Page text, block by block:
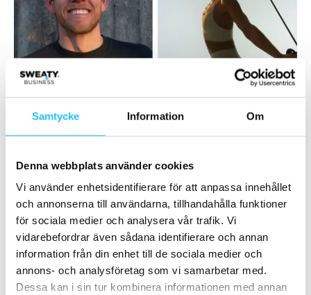
Samtycke Information Om
Denna webbplats använder cookies
Vi använder enhetsidentifierare för att anpassa innehållet
och annonserna till användarna, tillhandahålla funktioner
för sociala medier och analysera vår trafik. Vi
vidarebefordrar även sådana identifierare och annan
information från din enhet till de sociala medier och
annons- och analysföretag som vi samarbetar med.
Dessa kan i sin tur kombinera informationen med annan
kommentar ännu kring i detalj vad Bruces förändringar fr.o.m. 2 september
Framtiden för apparna
Så – är tredjepartsappar branschens räddning eller risk
Mycket talar för att svaret ligger i gråzonen. För vissa
studios kan apparna vara en väg tillexponeringoch nya
kunder. För andra hotar de att urholkaintäkternaoch
försvaga relationen till medlemmarna.